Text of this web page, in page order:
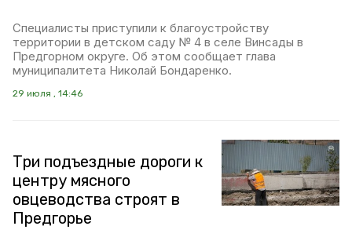
Специалисты приступили к благоустройству
территории в детском саду № 4 в селе Винсады в
Предгорном округе. Об этом сообщает глава
муниципалитета Николай Бондаренко.
29 июля , 14:46
Три подъездные дороги к
центру мясного
овцеводства строят в
Предгорье